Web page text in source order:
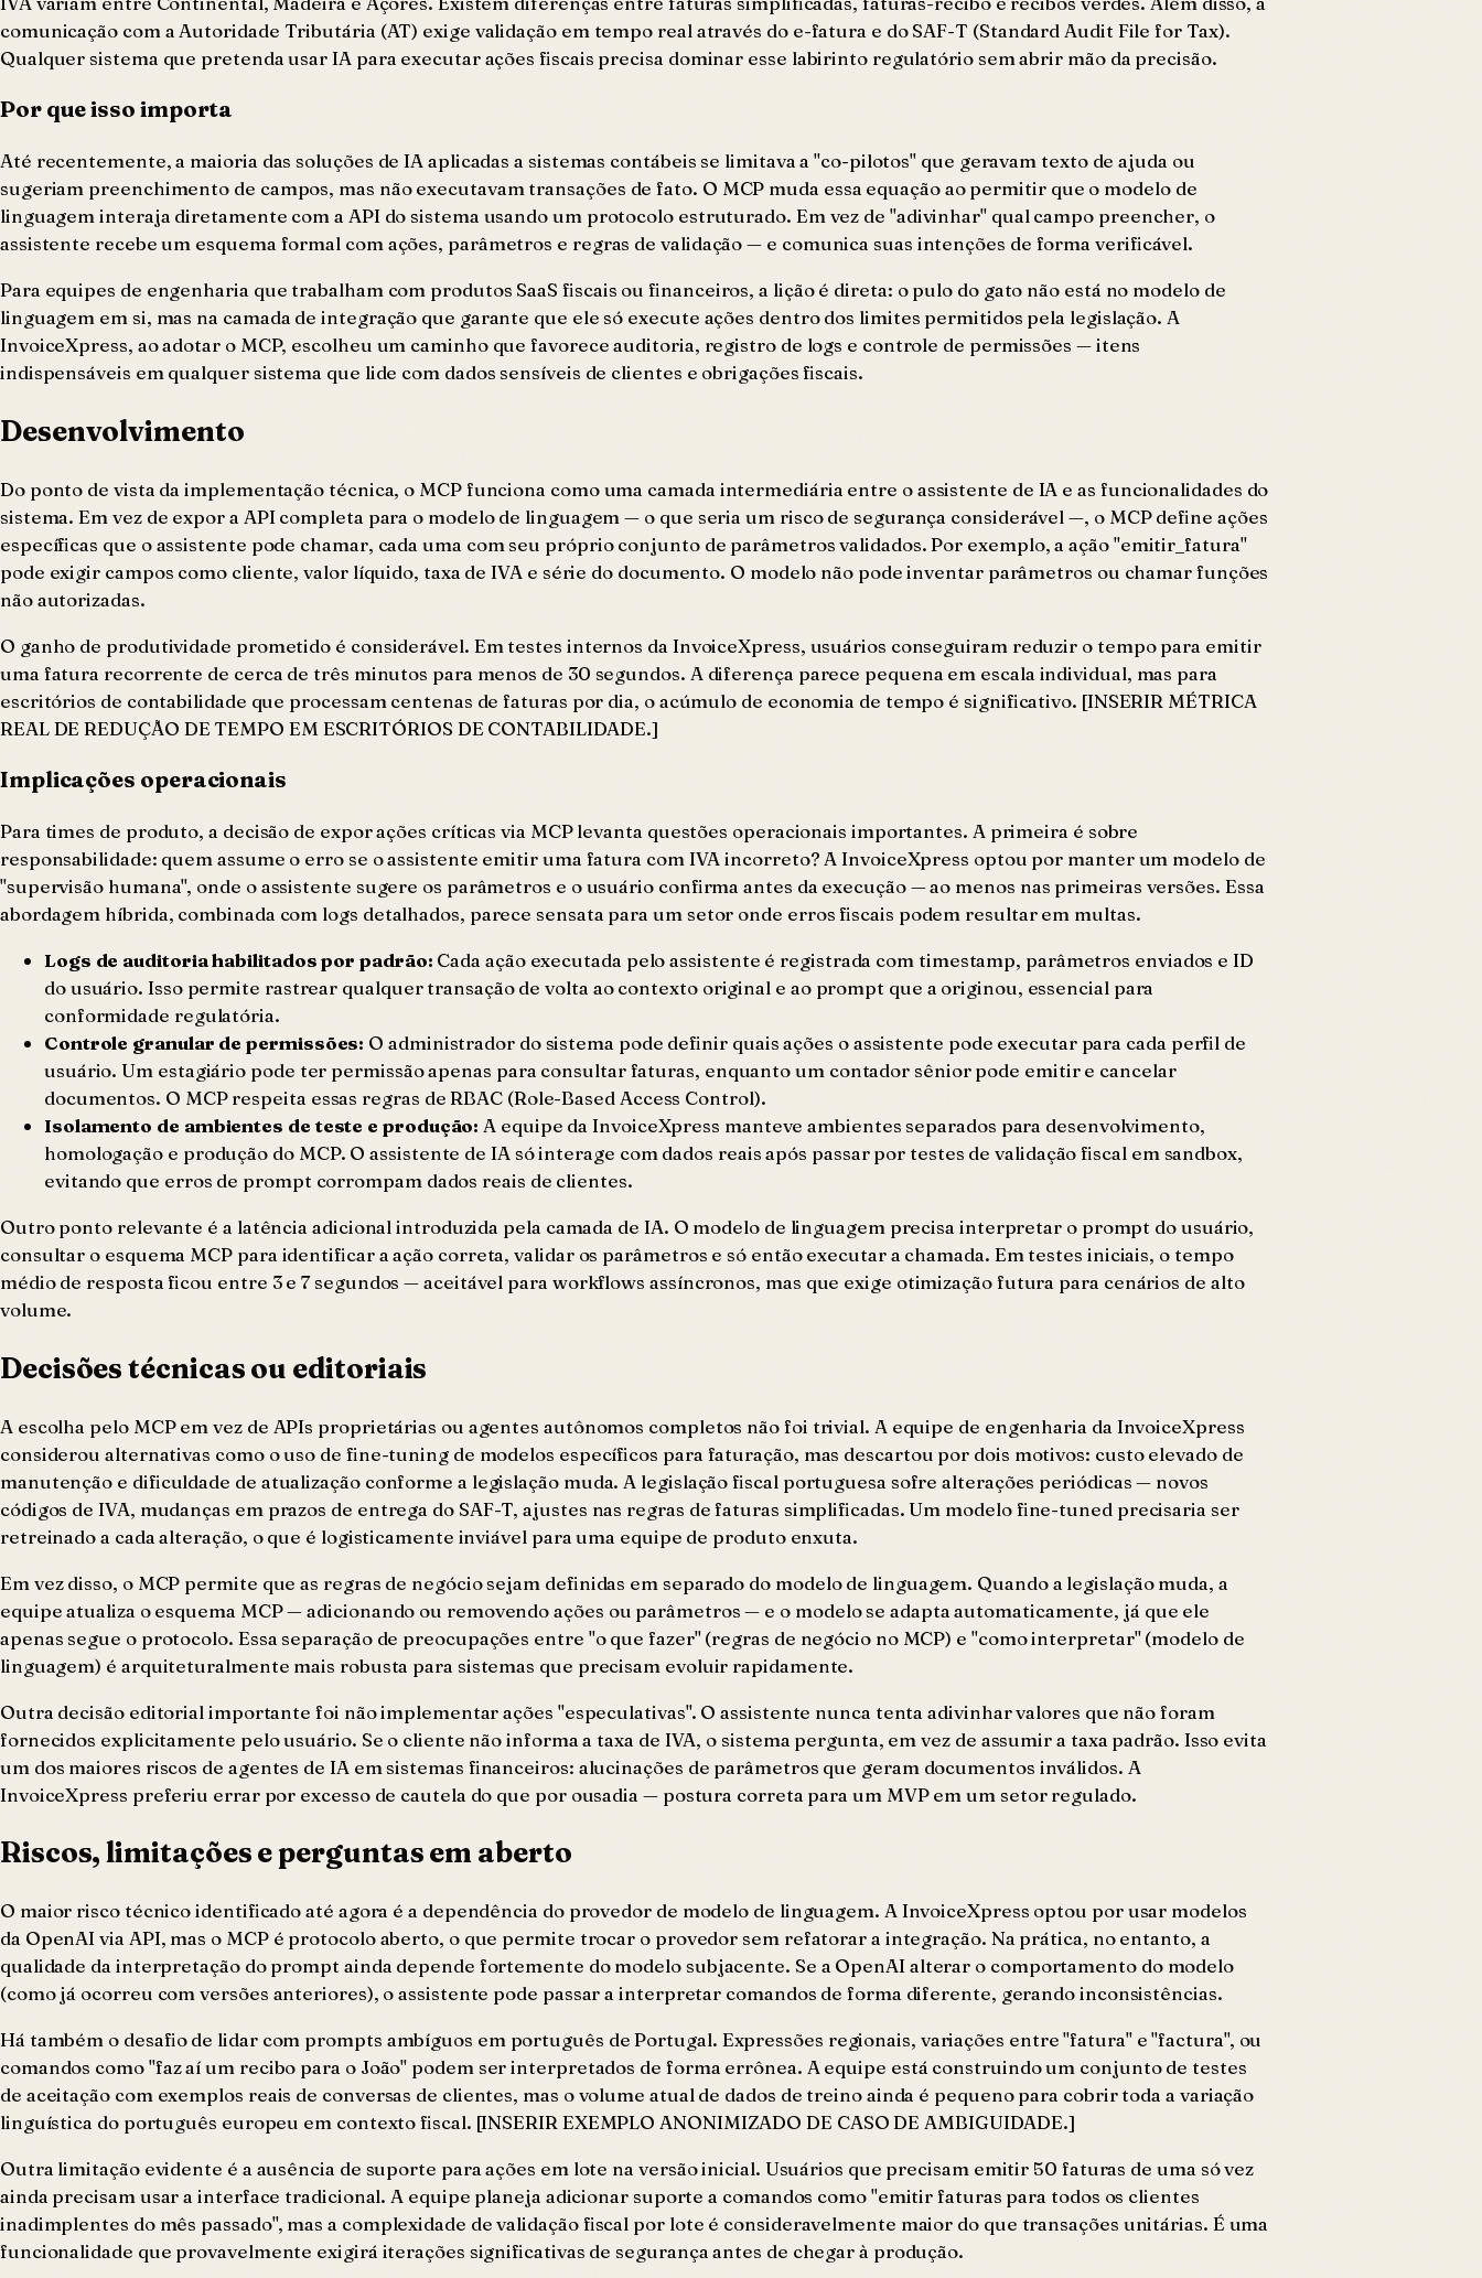
comunicação com a Autoridade Tributária (AT) exige validação em tempo real através do e-fatura e do SAF-T (Standard Audit File for Tax).
Qualquer sistema que pretenda usar IA para executar ações fiscais precisa dominar esse labirinto regulatório sem abrir mão da precisão.
Por que isso importa
Até recentemente, a maioria das soluções de IA aplicadas a sistemas contábeis se limitava a "co-pilotos" que geravam texto de ajuda ou
sugeriam preenchimento de campos, mas não executavam transações de fato. O MCP muda essa equação ao permitir que o modelo de
linguagem interaja diretamente com a API do sistema usando um protocolo estruturado. Em vez de "adivinhar" qual campo preencher, o
assistente recebe um esquema formal com ações, parâmetros e regras de validação — e comunica suas intenções de forma verificável.
Para equipes de engenharia que trabalham com produtos SaaS fiscais ou financeiros, a lição é direta: o pulo do gato não está no modelo de
linguagem em si, mas na camada de integração que garante que ele só execute ações dentro dos limites permitidos pela legislação. A
InvoiceXpress, ao adotar o MCP, escolheu um caminho que favorece auditoria, registro de logs e controle de permissões — itens
indispensáveis em qualquer sistema que lide com dados sensíveis de clientes e obrigações fiscais.
Desenvolvimento
Do ponto de vista da implementação técnica, o MCP funciona como uma camada intermediária entre o assistente de IA e as funcionalidades do
sistema. Em vez de expor a API completa para o modelo de linguagem — o que seria um risco de segurança considerável —, o MCP define ações
específicas que o assistente pode chamar, cada uma com seu próprio conjunto de parâmetros validados. Por exemplo, a ação "emitir_fatura"
pode exigir campos como cliente, valor líquido, taxa de IVA e série do documento. O modelo não pode inventar parâmetros ou chamar funções
não autorizadas.
O ganho de produtividade prometido é considerável. Em testes internos da InvoiceXpress, usuários conseguiram reduzir o tempo para emitir
uma fatura recorrente de cerca de três minutos para menos de 30 segundos. A diferença parece pequena em escala individual, mas para
escritórios de contabilidade que processam centenas de faturas por dia, o acúmulo de economia de tempo é significativo. [INSERIR MÉTRICA
REAL DE REDUÇÃO DE TEMPO EM ESCRITÓRIOS DE CONTABILIDADE.]
Implicações operacionais
Para times de produto, a decisão de expor ações críticas via MCP levanta questões operacionais importantes. A primeira é sobre
responsabilidade: quem assume o erro se o assistente emitir uma fatura com IVA incorreto? A InvoiceXpress optou por manter um modelo de
"supervisão humana", onde o assistente sugere os parâmetros e o usuário confirma antes da execução — ao menos nas primeiras versões. Essa
abordagem híbrida, combinada com logs detalhados, parece sensata para um setor onde erros fiscais podem resultar em multas.
Logs de auditoria habilitados por padrão: Cada ação executada pelo assistente é registrada com timestamp, parâmetros enviados e ID
do usuário. Isso permite rastrear qualquer transação de volta ao contexto original e ao prompt que a originou, essencial para
conformidade regulatória.
Controle granular de permissões: O administrador do sistema pode definir quais ações o assistente pode executar para cada perfil de
usuário. Um estagiário pode ter permissão apenas para consultar faturas, enquanto um contador sênior pode emitir e cancelar
documentos. O MCP respeita essas regras de RBAC (Role-Based Access Control).
Isolamento de ambientes de teste e produção: A equipe da InvoiceXpress manteve ambientes separados para desenvolvimento,
homologação e produção do MCP. O assistente de IA só interage com dados reais após passar por testes de validação fiscal em sandbox,
evitando que erros de prompt corrompam dados reais de clientes.
Outro ponto relevante é a latência adicional introduzida pela camada de IA. O modelo de linguagem precisa interpretar o prompt do usuário,
consultar o esquema MCP para identificar a ação correta, validar os parâmetros e só então executar a chamada. Em testes iniciais, o tempo
médio de resposta ficou entre 3 e 7 segundos — aceitável para workflows assíncronos, mas que exige otimização futura para cenários de alto
volume.
Decisões técnicas ou editoriais
A escolha pelo MCP em vez de APIs proprietárias ou agentes autônomos completos não foi trivial. A equipe de engenharia da InvoiceXpress
considerou alternativas como o uso de fine-tuning de modelos específicos para faturação, mas descartou por dois motivos: custo elevado de
manutenção e dificuldade de atualização conforme a legislação muda. A legislação fiscal portuguesa sofre alterações periódicas — novos
códigos de IVA, mudanças em prazos de entrega do SAF-T, ajustes nas regras de faturas simplificadas. Um modelo fine-tuned precisaria ser
retreinado a cada alteração, o que é logisticamente inviável para uma equipe de produto enxuta.
Em vez disso, o MCP permite que as regras de negócio sejam definidas em separado do modelo de linguagem. Quando a legislação muda, a
equipe atualiza o esquema MCP — adicionando ou removendo ações ou parâmetros — e o modelo se adapta automaticamente, já que ele
apenas segue o protocolo. Essa separação de preocupações entre "o que fazer" (regras de negócio no MCP) e "como interpretar" (modelo de
linguagem) é arquiteturalmente mais robusta para sistemas que precisam evoluir rapidamente.
Outra decisão editorial importante foi não implementar ações "especulativas". O assistente nunca tenta adivinhar valores que não foram
fornecidos explicitamente pelo usuário. Se o cliente não informa a taxa de IVA, o sistema pergunta, em vez de assumir a taxa padrão. Isso evita
um dos maiores riscos de agentes de IA em sistemas financeiros: alucinações de parâmetros que geram documentos inválidos. A
InvoiceXpress preferiu errar por excesso de cautela do que por ousadia — postura correta para um MVP em um setor regulado.
Riscos, limitações e perguntas em aberto
O maior risco técnico identificado até agora é a dependência do provedor de modelo de linguagem. A InvoiceXpress optou por usar modelos
da OpenAI via API, mas o MCP é protocolo aberto, o que permite trocar o provedor sem refatorar a integração. Na prática, no entanto, a
qualidade da interpretação do prompt ainda depende fortemente do modelo subjacente. Se a OpenAI alterar o comportamento do modelo
(como já ocorreu com versões anteriores), o assistente pode passar a interpretar comandos de forma diferente, gerando inconsistências.
Há também o desafio de lidar com prompts ambíguos em português de Portugal. Expressões regionais, variações entre "fatura" e "factura", ou
comandos como "faz aí um recibo para o João" podem ser interpretados de forma errônea. A equipe está construindo um conjunto de testes
de aceitação com exemplos reais de conversas de clientes, mas o volume atual de dados de treino ainda é pequeno para cobrir toda a variação
linguística do português europeu em contexto fiscal. [INSERIR EXEMPLO ANONIMIZADO DE CASO DE AMBIGUIDADE.]
Outra limitação evidente é a ausência de suporte para ações em lote na versão inicial. Usuários que precisam emitir 50 faturas de uma só vez
ainda precisam usar a interface tradicional. A equipe planeja adicionar suporte a comandos como "emitir faturas para todos os clientes
inadimplentes do mês passado", mas a complexidade de validação fiscal por lote é consideravelmente maior do que transações unitárias. É uma
funcionalidade que provavelmente exigirá iterações significativas de segurança antes de chegar à produção.